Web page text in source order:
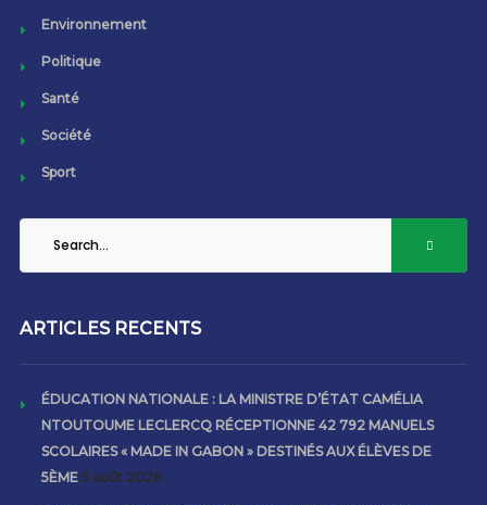
Environnement
Politique
Santé
Société
Sport
ARTICLES RECENTS
ÉDUCATION NATIONALE : LA MINISTRE D’ÉTAT CAMÉLIA
NTOUTOUME LECLERCQ RÉCEPTIONNE 42 792 MANUELS
SCOLAIRES « MADE IN GABON » DESTINÉS AUX ÉLÈVES DE
5ÈME 5 août 2026